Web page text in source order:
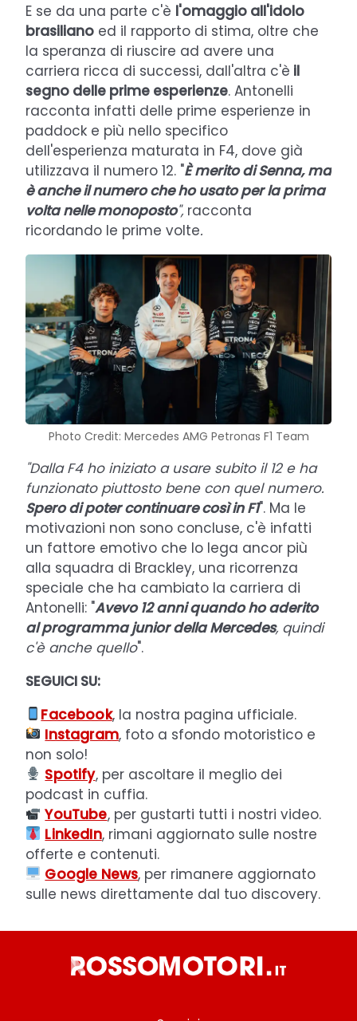
E se da una parte c'è l'omaggio all'idolo
brasiliano ed il rapporto di stima, oltre che
la speranza di riuscire ad avere una
carriera ricca di successi, dall'altra c'è il
segno delle prime esperienze. Antonelli
racconta infatti delle prime esperienze in
paddock e più nello specifico
dell'esperienza maturata in F4, dove già
utilizzava il numero 12. "È merito di Senna, ma
è anche il numero che ho usato per la prima
volta nelle monoposto", racconta
ricordando le prime volte.
Photo Credit: Mercedes AMG Petronas F1 Team
"Dalla F4 ho iniziato a usare subito il 12 e ha
funzionato piuttosto bene con quel numero.
Spero di poter continuare così in F1". Ma le
motivazioni non sono concluse, c'è infatti
un fattore emotivo che lo lega ancor più
alla squadra di Brackley, una ricorrenza
speciale che ha cambiato la carriera di
Antonelli: "Avevo 12 anni quando ho aderito
al programma junior della Mercedes, quindi
c'è anche quello".
SEGUICI SU:
Facebook, la nostra pagina ufficiale.
Instagram, foto a sfondo motoristico e
non solo!
Spotify, per ascoltare il meglio dei
podcast in cuffia.
YouTube, per gustarti tutti i nostri video.
LinkedIn, rimani aggiornato sulle nostre
offerte e contenuti.
Google News, per rimanere aggiornato
sulle news direttamente dal tuo discovery.